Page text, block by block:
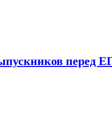
перед